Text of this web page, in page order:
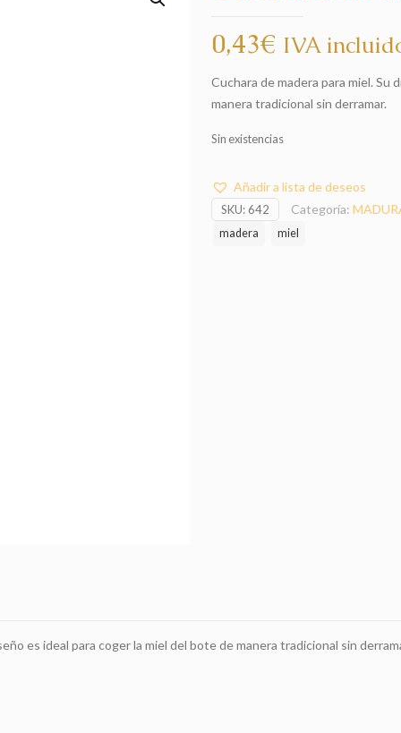
0,43€ IVA
Cuchara de madera para miel. Su
manera tradicional sin derramar.
Sin existencias
Añadir a lista de deseos
SKU: 642 Categoría:
madera miel
es ideal para coger la miel del bote de manera tradicional sin